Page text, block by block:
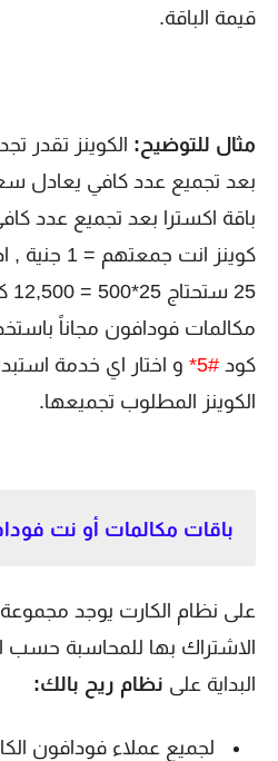
قيمة الباقة.
مثال للتوضيح: الكوينز تقدر
بعد تجميع عدد كافي يعادل
كوينز انت
مكالمات فودافون مجاناً
كود #5*
و اختار اي خدمة
الكوينز المطلوب تجميعها.
باقات مكالمات أو نت
على نظام الكارت يوجد
الاشتراك بها للمحاسبة حسب
البداية على نظام ريح بالك:
لجميع عملاء فودافون